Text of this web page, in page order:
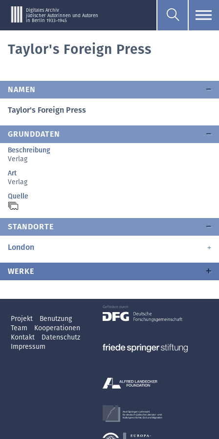
Digitales Archiv
jüdischer Autorinnen und Autoren
in Berlin 1933–1945
Taylor's Foreign Press
NAMEN
Taylor's Foreign Press
GRUNDDATEN
Beschreibung
Verlag
Art
Verlag
Quelle
STANDORTE
London
WERKE
Projekt
Benutzung
Team
Kooperationen
Kontakt
Datenschutz
Impressum
Axel Springer-Lehrstuhl
für deutsch-jüdische Literatur- und
Kulturgeschichte, Exil und Migration